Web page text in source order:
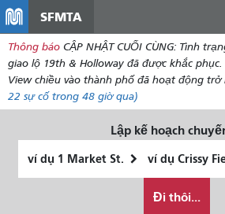
dung
SFMTA
Thông báo CẬP NHẬT CUỐI CÙNG: Tình
giao lộ 19th & Holloway đã được khắc phục.
View chiều vào thành phố đã hoạt động trở
22 sự cố trong 48 giờ qua)
Lập kế hoạch
thúc
muốn
Đi thôi...